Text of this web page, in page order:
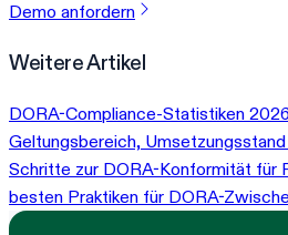
Demo anfordern
Weitere Artikel
DORA-Compliance-Statistiken
Geltungsbereich,
Schritte zur DORA-Konformität für
besten Praktiken für DORA-